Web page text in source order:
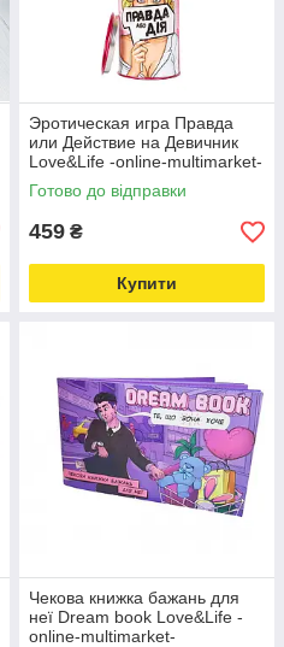
Эротическая игра Правда
или Действие на Девичник
Love&Life -online-multimarket-
Готово до відправки
459 ₴
Купити
Чекова книжка бажань для
неї Dream book Love&Life -
online-multimarket-